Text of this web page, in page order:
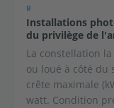
B
Installations
du privilège de
La constellation
ou loué à côté du
crête maximale
watt. Condition